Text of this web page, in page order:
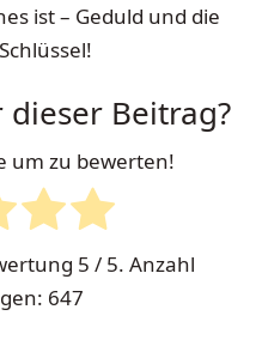
ist – Geduld und die
Beitrag?
um zu bewerten!
5 / 5. Anzahl
647